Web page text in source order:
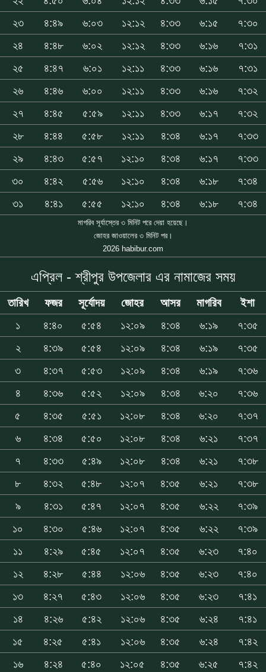
২৩
৪:৪৯ ৬:০৩ ১২:১২ ৪:৩৩ ৬:১৫
৭:৩০
২৪
৪:৪৮ ৬:০২ ১২:১২ ৪:৩৩ ৬:১৬
৭:৩১
২৫
৪:৪৭ ৬:০১ ১২:১১ ৪:৩৩ ৬:১৬
৭:৩১
২৬
৪:৪৬ ৬:০০ ১২:১১ ৪:৩৩ ৬:১৬
৭:৩২
২৭
৪:৪৫ ৫:৫৯ ১২:১১ ৪:৩৩ ৬:১৭
৭:৩২
২৮
৪:৪৪ ৫:৫৮ ১২:১১ ৪:৩৪ ৬:১৭
৭:৩৩
২৯
৪:৪৩ ৫:৫৭ ১২:১০ ৪:৩৪ ৬:১৭
৭:৩৩
৩০
৪:৪২ ৫:৫৬ ১২:১০ ৪:৩৪ ৬:১৮
৭:৩৪
৩১
৪:৪১ ৫:৫৫ ১২:১০ ৪:৩৪ ৬:১৮ ৭:৩৪
মাগরিব সূর্যাস্তের ৩ মিনিট পরে দেয়া হয়েছে।
জোহর জাওয়ালের ৩ মিনিট পর।
2026 habibur.com
এপ্রিল - শ্রীপুর উপজেলার এর নামাজের সময়
তারিখ ফজর সূর্যোদয় জোহর আসর মাগরিব
ইশা
১
৪:৪০ ৫:৫৪ ১২:০৯ ৪:৩৪ ৬:১৯
৭:৩৫
২
৪:৩৯ ৫:৫৪ ১২:০৯ ৪:৩৪ ৬:১৯
৭:৩৫
৩
৪:৩৭ ৫:৫৩ ১২:০৯ ৪:৩৪ ৬:১৯
৭:৩৬
৪
৪:৩৬ ৫:৫২ ১২:০৯ ৪:৩৪ ৬:২০
৭:৩৬
৫
৪:৩৫ ৫:৫১ ১২:০৮ ৪:৩৪ ৬:২০
৭:৩৭
৬
৪:৩৪ ৫:৫০ ১২:০৮ ৪:৩৪ ৬:২১
৭:৩৭
৭
৪:৩৩ ৫:৪৯ ১২:০৮ ৪:৩৪ ৬:২১
৭:৩৮
৮
৪:৩২ ৫:৪৮ ১২:০৭ ৪:৩৫ ৬:২১
৭:৩৮
৯
৪:৩১ ৫:৪৭ ১২:০৭ ৪:৩৫ ৬:২২
৭:৩৯
১০
৪:৩০ ৫:৪৬ ১২:০৭ ৪:৩৫ ৬:২২
৭:৩৯
১১
৪:২৯ ৫:৪৫ ১২:০৭ ৪:৩৫ ৬:২৩
৭:৪০
১২
৪:২৮ ৫:৪৪ ১২:০৬ ৪:৩৫ ৬:২৩
৭:৪০
১৩
৪:২৭ ৫:৪৩ ১২:০৬ ৪:৩৫ ৬:২৩
৭:৪১
১৪
৪:২৬ ৫:৪২ ১২:০৬ ৪:৩৫ ৬:২৪
৭:৪১
১৫
৪:২৫ ৫:৪১ ১২:০৬ ৪:৩৫ ৬:২৪
৭:৪২
১৬
৪:২৪ ৫:৪০ ১২:০৫ ৪:৩৫ ৬:২৫
৭:৪২